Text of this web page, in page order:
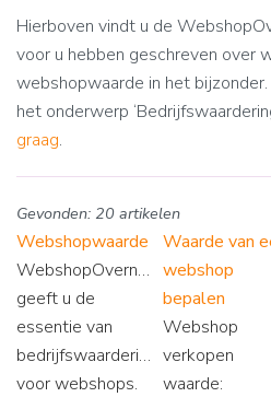
Hierboven vindt u de
voor u hebben geschreven over
webshopwaarde in het
het onderwerp
graag.
Gevonden: 20 artikelen
Webshopwaarde
WebshopOvername.nl
geeft u de
essentie van
bedrijfswaardering
voor webshops.
Waarde van
webshop
bepalen
Webshop
verkopen
waarde: